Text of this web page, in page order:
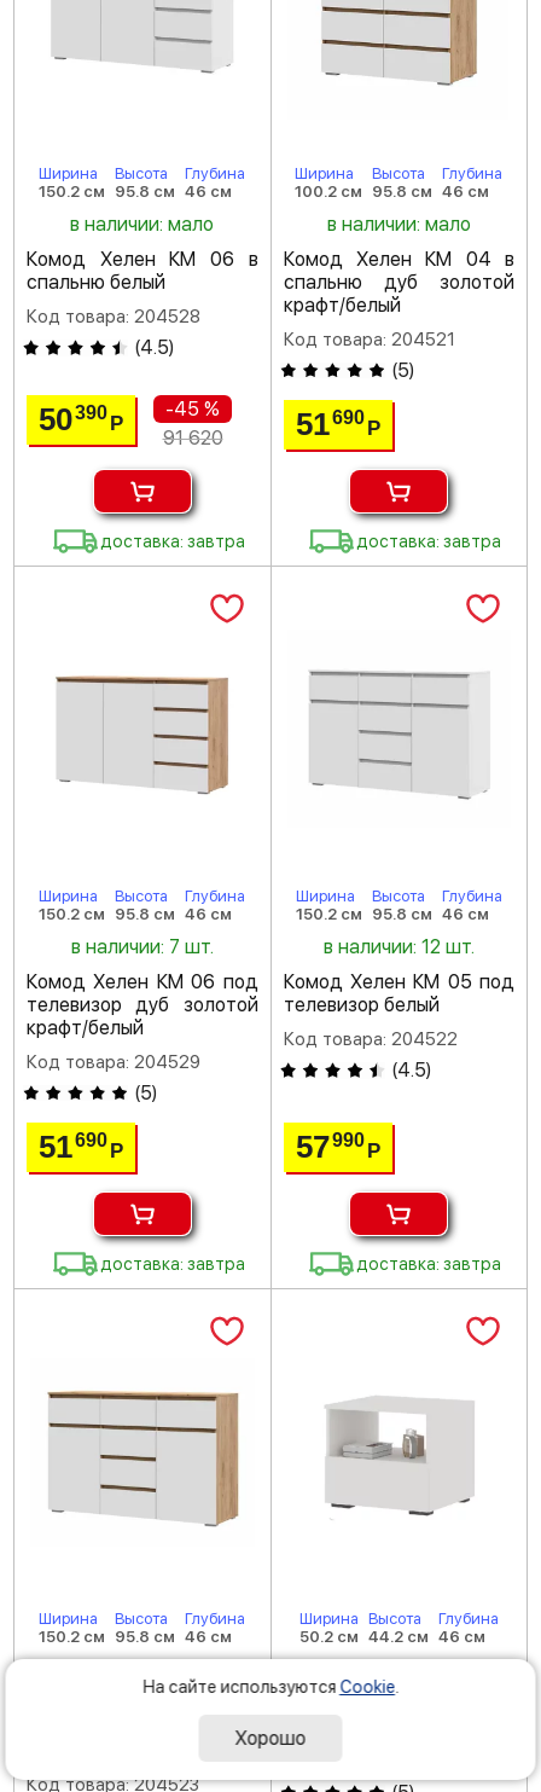
Ширина
150.2 см
Высота
95.8 см
Глубина
46 см
в наличии: мало
Комод Хелен КМ 06 в
спальню белый
Код товара: 204528
(4.5)
50390Р
-45 %
91 620
доставка: завтра
Ширина
100.2 см
Высота
95.8 см
Глубина
46 см
в наличии: мало
Комод Хелен КМ 04 в
спальню дуб золотой
крафт/белый
Код товара: 204521
(5)
51690 Р
доставка: завтра
Ширина
150.2 см
Высота
95.8 см
Глубина
46 см
в наличии: 7 шт.
Комод Хелен КМ 06 под
телевизор дуб золотой
крафт/белый
Код товара: 204529
(5)
51690Р
доставка: завтра
Ширина
150.2 см
Высота
95.8 см
Глубина
46 см
в наличии: 12 шт.
Комод Хелен КМ 05 под
телевизор белый
Код товара: 204522
(4.5)
57990 Р
доставка: завтра
Ширина
150.2 см
Высота
95.8 см
Глубина
46 см
телевизор дуб золотой
Код товара: 204523
Ширина
50.2 см
Высота
44.2 см
Глубина
46 см
Напольная тумба Хелен
На сайте используются Cookie
Хорошо